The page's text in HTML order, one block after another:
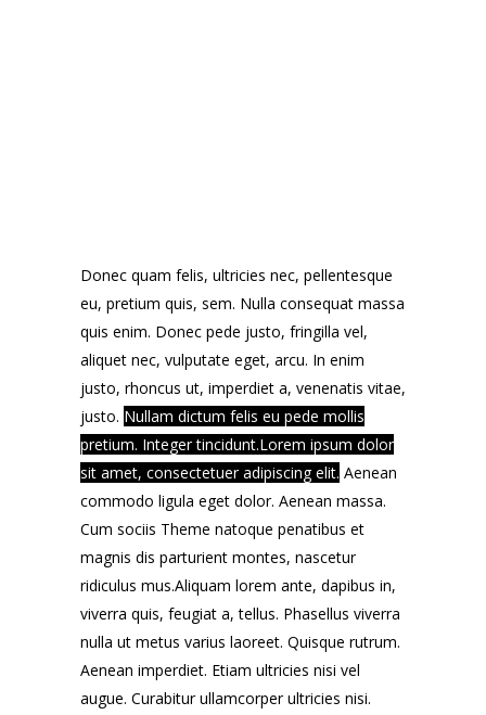
Donec quam felis, ultricies nec, pellentesque
eu, pretium quis, sem. Nulla consequat massa
quis enim. Donec pede justo, fringilla vel,
aliquet nec, vulputate eget, arcu. In enim
justo, rhoncus ut, imperdiet a, venenatis vitae,
justo. Nullam dictum felis eu pede mollis
pretium. Integer tincidunt.Lorem ipsum dolor
sit amet, consectetuer adipiscing elit. Aenean
commodo ligula eget dolor. Aenean massa.
Cum sociis Theme natoque penatibus et
magnis dis parturient montes, nascetur
ridiculus mus.Aliquam lorem ante, dapibus in,
viverra quis, feugiat a, tellus. Phasellus viverra
nulla ut metus varius laoreet. Quisque rutrum.
Aenean imperdiet. Etiam ultricies nisi vel
augue. Curabitur ullamcorper ultricies nisi.